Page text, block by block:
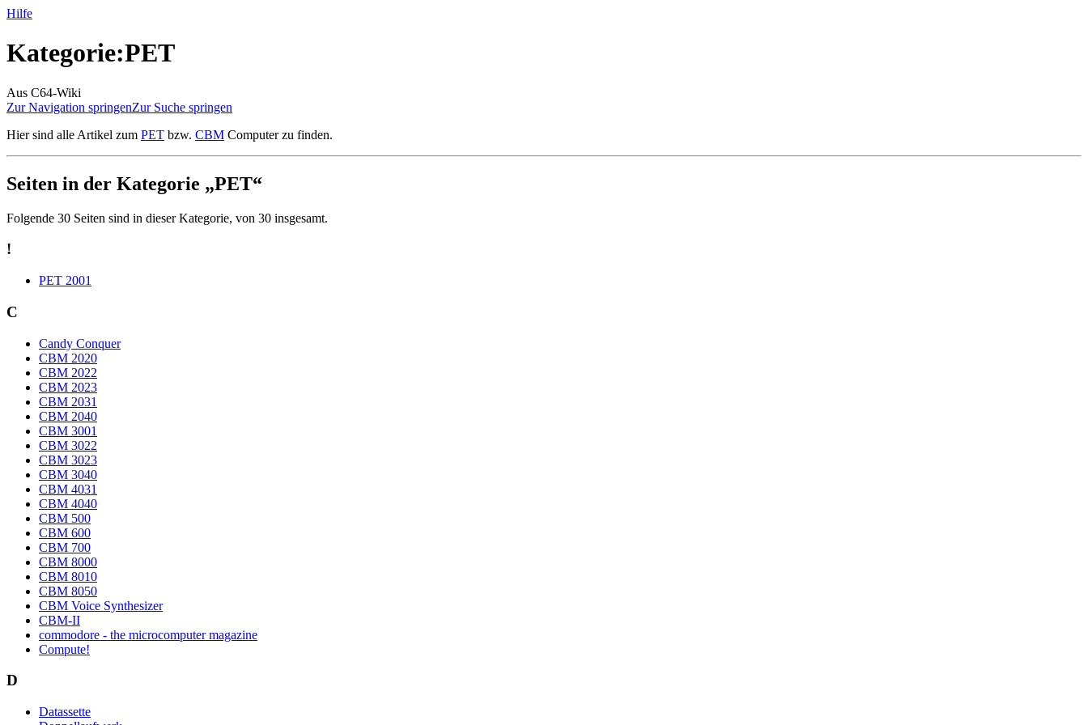
Hilfe
Kategorie:PET
Aus C64-Wiki
Zur Navigation springenZur Suche springen
Hier sind alle Artikel zum PET bzw. CBM Computer zu finden.
Seiten in der Kategorie „PET“
Folgende 30 Seiten sind in dieser Kategorie, von 30 insgesamt.
!
PET 2001
C
Candy Conquer
CBM 2020
CBM 2022
CBM 2023
CBM 2031
CBM 2040
CBM 3001
CBM 3022
CBM 3023
CBM 3040
CBM 4031
CBM 4040
CBM 500
CBM 600
CBM 700
CBM 8000
CBM 8010
CBM 8050
CBM Voice Synthesizer
CBM-II
commodore - the microcomputer magazine
Compute!
D
Datassette